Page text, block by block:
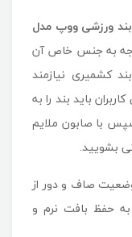
ورزشی ووپ مدل
به جنس خاص آن
کشمیری نیازمند
باید بند را به
سپس با صابون ملایم
بشویید.
صاف و دور از
حفظ بافت نرم و